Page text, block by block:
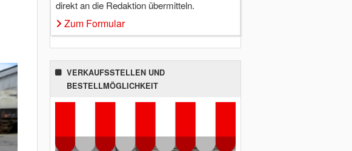
direkt an die Redaktion übermitteln.
Zum Formular
VERKAUFSSTELLEN UND
BESTELLMÖGLICHKEIT